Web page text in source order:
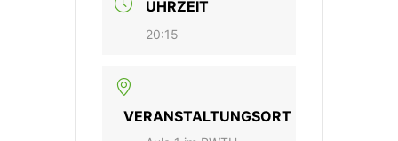
UHRZEIT
20:15
VERANSTALTUNGSORT